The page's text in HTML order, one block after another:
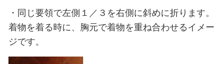
・同じ要領で左側１／３を右側に斜めに折ります。
着物を着る時に、胸元で着物を重ね合わせるイメー
ジです。